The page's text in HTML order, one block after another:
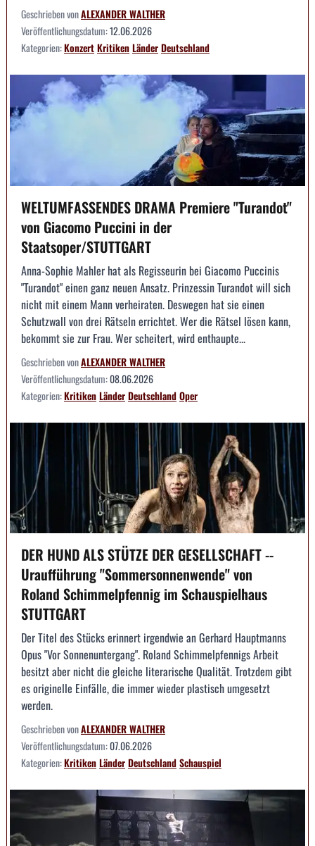
Geschrieben vonALEXANDER WALTHER
Veröffentlichungsdatum:12.06.2026
Kategorien:KonzertKritikenLänderDeutschland
WELTUMFASSENDES DRAMA Premiere "Turandot"
von Giacomo Puccini in der
Staatsoper/STUTTGART
Anna-Sophie Mahler hat als Regisseurin bei Giacomo Puccinis
"Turandot" einen ganz neuen Ansatz. Prinzessin Turandot will sich
nicht mit einem Mann verheiraten. Deswegen hat sie einen
Schutzwall von drei Rätseln errichtet. Wer die Rätsel lösen kann,
bekommt sie zur Frau. Wer scheitert, wird enthaupte...
Geschrieben vonALEXANDER WALTHER
Veröffentlichungsdatum:08.06.2026
Kategorien:KritikenLänderDeutschlandOper
DER HUND ALS STÜTZE DER GESELLSCHAFT --
Uraufführung "Sommersonnenwende" von
Roland Schimmelpfennig im Schauspielhaus
STUTTGART
Der Titel des Stücks erinnert irgendwie an Gerhard Hauptmanns
Opus "Vor Sonnenuntergang". Roland Schimmelpfennigs Arbeit
besitzt aber nicht die gleiche literarische Qualität. Trotzdem gibt
es originelle Einfälle, die immer wieder plastisch umgesetzt
werden.
Geschrieben vonALEXANDER WALTHER
Veröffentlichungsdatum:07.06.2026
Kategorien:KritikenLänderDeutschlandSchauspiel